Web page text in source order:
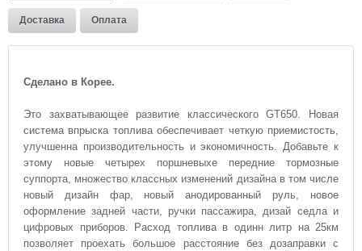
Доставка Оплата
Сделано в Корее.
Это захватывающее развитие классического GT650. Новая
система впрыска топлива обеспечивает четкую приемистость,
улучшенна производительность и экономичность. Добавьте к
этому новые четырех поршневыхе передние тормозные
суппорта, множество классных изменений дизайна в том числе
новый дизайн фар, новый анодированный руль, новое
оформление задней части, ручки пассажира, дизай седла и
цифровых приборов. Расход топлива в одинн литр на 25км
позволяет проехать большое расстояние без дозаправки с